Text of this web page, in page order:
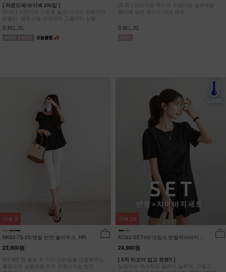
[ 라운드넥/브이넥 2타입 ]
[S-XL] 기본티의 기준을 높인 나크의 자체제작
반팔티. 팔뚝소멸 소매핏의 고퀄리티 상품
#NAK MADE.
S,M,L,XL
[S-XL] 빈티지한 무드와 트렌디한 실루엣을
동시에 담은 와이드 데님 팬츠
S,M,L,XL
NK62-TS-25/엔릴 반전 블라우스_HR
23,900원
[55-88] 한 벌로 두 가지 스타일을 연출해주는
활용도와 실용성을 모두 만족시키는 반전
리뷰 3
KO62-SET-05/크립스 반팔치마바지세
트_HR
24,900원
[ 5차 리오더 입고 완료!! ]
살랑이는 텍스처와 플레어 실루엣, 가볍고
리뷰 23